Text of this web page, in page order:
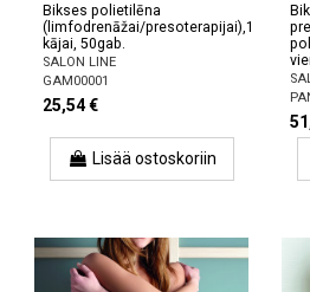
Bikses polietilēna
(limfodrenāžai/presoterapijai),1
kājai, 50gab.
SALON LINE
GAM00001
25,54 €
Lisää ostoskoriin